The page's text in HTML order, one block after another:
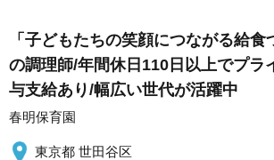
「子どもたちの笑顔につながる給食
の調理師/年間休日110日以上でプラ
与支給あり/幅広い世代が活躍中
春明保育園
東京都 世田谷区